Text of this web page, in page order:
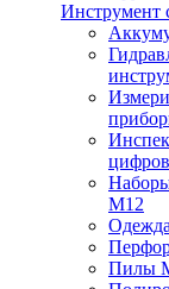
Инструмент
M12
Пилы